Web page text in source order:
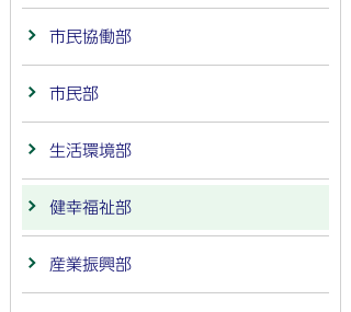
市民協働部
市民部
生活環境部
健幸福祉部
産業振興部